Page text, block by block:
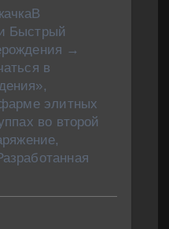
Быстрый
→
в
элитных
во второй